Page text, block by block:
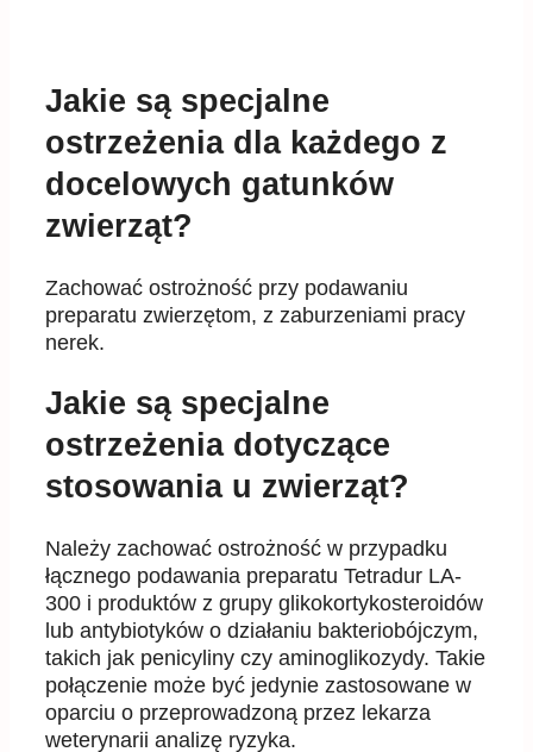
Jakie są specjalne
ostrzeżenia dla każdego z
docelowych gatunków
zwierząt?
Zachować ostrożność przy podawaniu
preparatu zwierzętom, z zaburzeniami pracy
nerek.
Jakie są specjalne
ostrzeżenia dotyczące
stosowania u zwierząt?
Należy zachować ostrożność w przypadku
łącznego podawania preparatu Tetradur LA-
300 i produktów z grupy glikokortykosteroidów
lub antybiotyków o działaniu bakteriobójczym,
takich jak penicyliny czy aminoglikozydy. Takie
połączenie może być jedynie zastosowane w
oparciu o przeprowadzoną przez lekarza
weterynarii analizę ryzyka.